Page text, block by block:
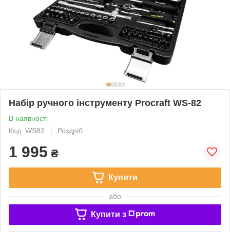
Набір ручного інструменту Procraft WS-82
В наявності
Код: WS82
Роздріб
1 995 ₴
Купити
або
Купити з